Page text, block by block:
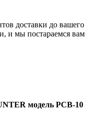
доставки до вашего
и мы постараемся вам
модель PCB-10